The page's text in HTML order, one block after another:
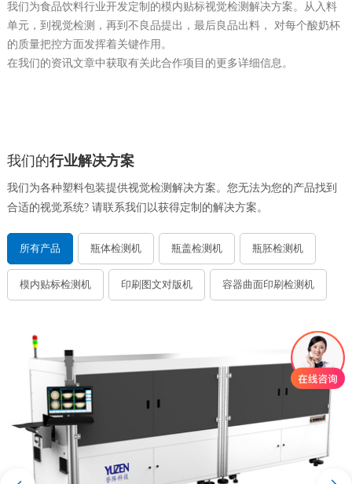
我们为食品饮料行业开发定制的模内贴标视觉检测解决方案。从入料
单元，到视觉检测，再到不良品提出，最后良品出料， 对每个酸奶杯
的质量把控方面发挥着关键作用。
在我们的资讯文章中获取有关此合作项目的更多详细信息。
我们的行业解决方案
我们为各种塑料包装提供视觉检测解决方案。您无法为您的产品找到
合适的视觉系统? 请联系我们以获得定制的解决方案。
所有产品 瓶体检测机 瓶盖检测机 瓶胚检测机
模内贴标检测机 印刷图文对版机 容器曲面印刷检测机